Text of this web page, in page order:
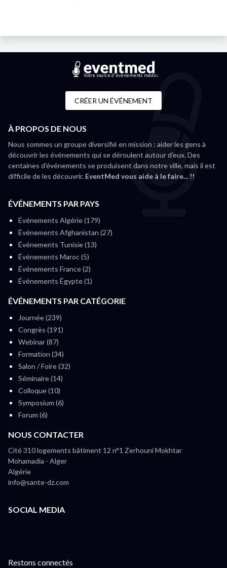
Votre source d'événements médicaux
CRÉER UN ÉVÉNEMENT
À PROPOS DE NOUS
Nous sommes un groupe diversifié en mission : aider les gens à
découvrir les événements qui se déroulent autour d'eux. Des
centaines d'événements se produisent dans notre ville, mais il est
difficile de les découvrir. EventMed vous aide à le faire... !!
ÉVÉNEMENTS PAR PAYS
Événements Algérie (179)
Événements Afghanistan (27)
Événements Tunisie (13)
Événements Maroc (5)
Événements France (2)
Événements Égypte (1)
ÉVÉNEMENTS PAR CATÉGORIE
Journée (239)
Congrès (191)
Webinar (87)
Formation (34)
Salon / Foire (32)
Séminaire (14)
Colloque (10)
Symposium (6)
Forum (6)
NOUS CONTACTER
Cité 310 logements bâtiment 12 n°1 Zerhouni Mokhtar
Mohamadia - Alger
Algérie
info@sante-dz.com
SOCIAL MEDIA
Restons connectés